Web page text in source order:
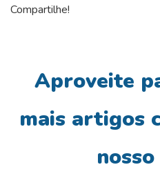
Compartilhe!
Aproveite
mais artigos